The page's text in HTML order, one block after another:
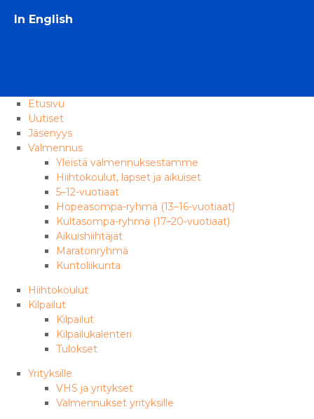
In English
Etusivu
Uutiset
Jäsenyys
Valmennus
Yleistä valmennuksestamme
Hiihtokoulut, lapset ja aikuiset
5–12-vuotiaat
Hopeasompa-ryhmä (13–16-vuotiaat)
Kultasompa-ryhmä (17–20-vuotiaat)
Aikuishiihtäjät
Maratonryhmä
Kuntoliikunta
Hiihtokoulut
Kilpailut
Kilpailut
Kilpailukalenteri
Tulokset
Yrityksille
VHS ja yritykset
Valmennukset yrityksille